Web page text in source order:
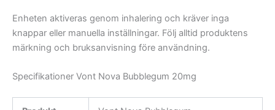
Enheten aktiveras genom inhalering och kräver inga
knappar eller manuella inställningar. Följ alltid produktens
märkning och bruksanvisning före användning.
Specifikationer Vont Nova Bubblegum 20mg